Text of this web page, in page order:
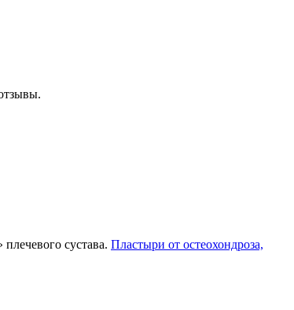
сустава. Пластыри от остеохондроза,